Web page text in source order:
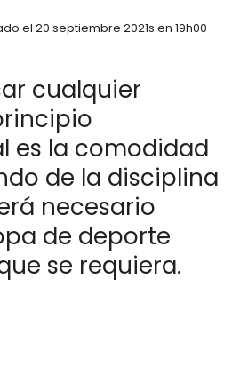
el 20 septiembre 2021s en 19h00
cualquier
es la comodidad
de la disciplina
necesario
de deporte
se requiera.